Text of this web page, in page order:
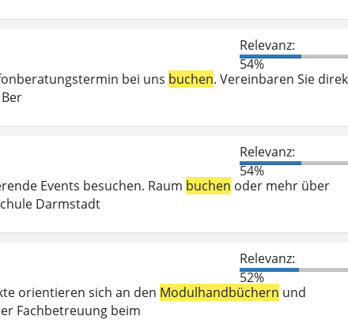
Relevanz:
54%
bei uns buchen. Vereinbaren Sie
Relevanz:
54%
Events besuchen. Raum buchen oder mehr über
Darmstadt
Relevanz:
52%
orientieren sich an den Modulhandbüchern und
Fachbetreuung beim